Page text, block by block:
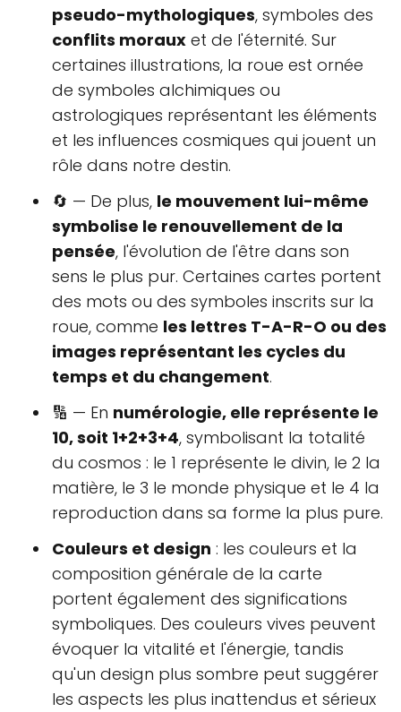
pseudo-mythologiques, symboles des
conflits moraux et de l'éternité. Sur
certaines illustrations, la roue est ornée
de symboles alchimiques ou
astrologiques représentant les éléments
et les influences cosmiques qui jouent un
rôle dans notre destin.
🔄 — De plus, le mouvement lui-même
symbolise le renouvellement de la
pensée, l'évolution de l'être dans son
sens le plus pur. Certaines cartes portent
des mots ou des symboles inscrits sur la
roue, comme les lettres T-A-R-O ou des
images représentant les cycles du
temps et du changement.
🔢 — En numérologie, elle représente le
10, soit 1+2+3+4, symbolisant la totalité
du cosmos : le 1 représente le divin, le 2 la
matière, le 3 le monde physique et le 4 la
reproduction dans sa forme la plus pure.
Couleurs et design : les couleurs et la
composition générale de la carte
portent également des significations
symboliques. Des couleurs vives peuvent
évoquer la vitalité et l'énergie, tandis
qu'un design plus sombre peut suggérer
les aspects les plus inattendus et sérieux